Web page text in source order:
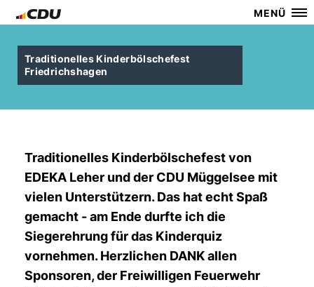
MENÜ
Traditionelles Kinderbölschefest
Friedrichshagen
Traditionelles Kinderbölschefest von
EDEKA Leher und der CDU Müggelsee mit
vielen Unterstützern. Das hat echt Spaß
gemacht - am Ende durfte ich die
Siegerehrung für das Kinderquiz
vornehmen. Herzlichen DANK allen
Sponsoren, der Freiwilligen Feuerwehr